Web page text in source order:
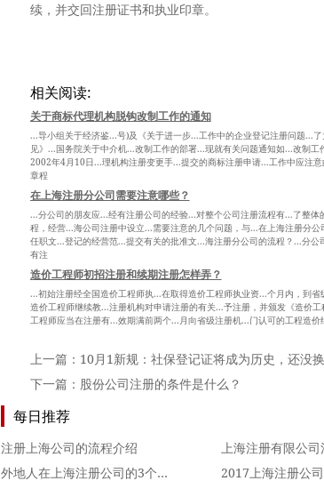
续，并交回注册证书和执业印章。
相关阅读:
关于商标代理机构脱钩改制工作的通知
...导小组关于经济鉴...号)及《关于进一步...工作中的企业登记注册问题...
见》...国务院关于中介机...改制工作的部署...现就有关问题通知如...改制
2002年4月10日...理机构注册变更手...提交的商标注册申请...工作中应注
章程
在上海注册分公司需要注意哪些？
...分公司的朋友应...经有注册公司的经验...对整个公司注册流程有...了整
程，经营...海公司注册中设立...需要注意的几个问题，与...在上海注册分
任职文...登记的经营范...提交有关的批准文...海注册分公司的流程？...分
有注
造价工程师初招注册和续期注册怎样弄？
...初始注册经全国造价工程师执...在取得造价工程师执业资...个月内
造价工程师继续教...注册机构对申请注册的有关...予注册，并颁发《造
工程师应当在注册有...效期满前两个...月向省级注册机...门认可的工程造
上一篇： 10月1新规：社保登记证将成为历史，还没
下一篇： 股份公司注册的条件是什么？
每日推荐
注册上海公司的流程介绍
外地人在上海注册公司的3个要求是怎么样的？
2017上海注册公